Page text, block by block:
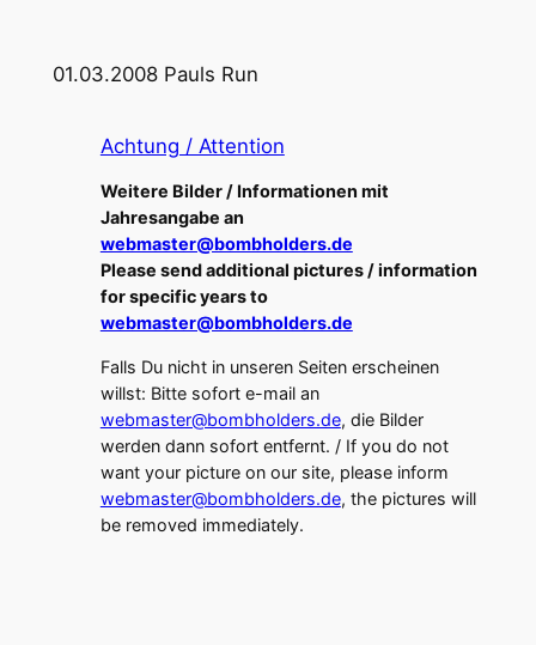
01.03.2008 Pauls Run
Achtung / Attention
Weitere Bilder / Informationen mit
Jahresangabe an
webmaster@bombholders.de
Please send additional pictures / information
for specific years to
webmaster@bombholders.de
Falls Du nicht in unseren Seiten erscheinen
willst: Bitte sofort e-mail an
webmaster@bombholders.de, die Bilder
werden dann sofort entfernt. / If you do not
want your picture on our site, please inform
webmaster@bombholders.de, the pictures will
be removed immediately.